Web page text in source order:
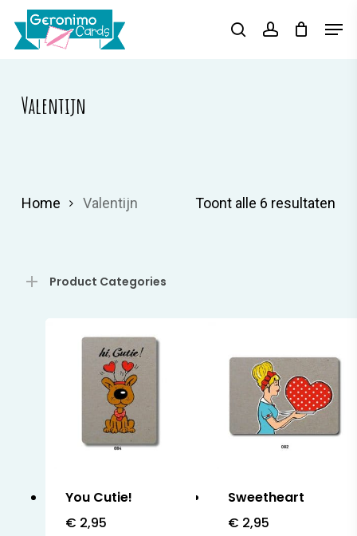
searchaccount
Valentijn
Toont alle 6 resultaten
Home Valentijn
Product Categories
You Cutie!
€ 2,95
Sweetheart
€ 2,95